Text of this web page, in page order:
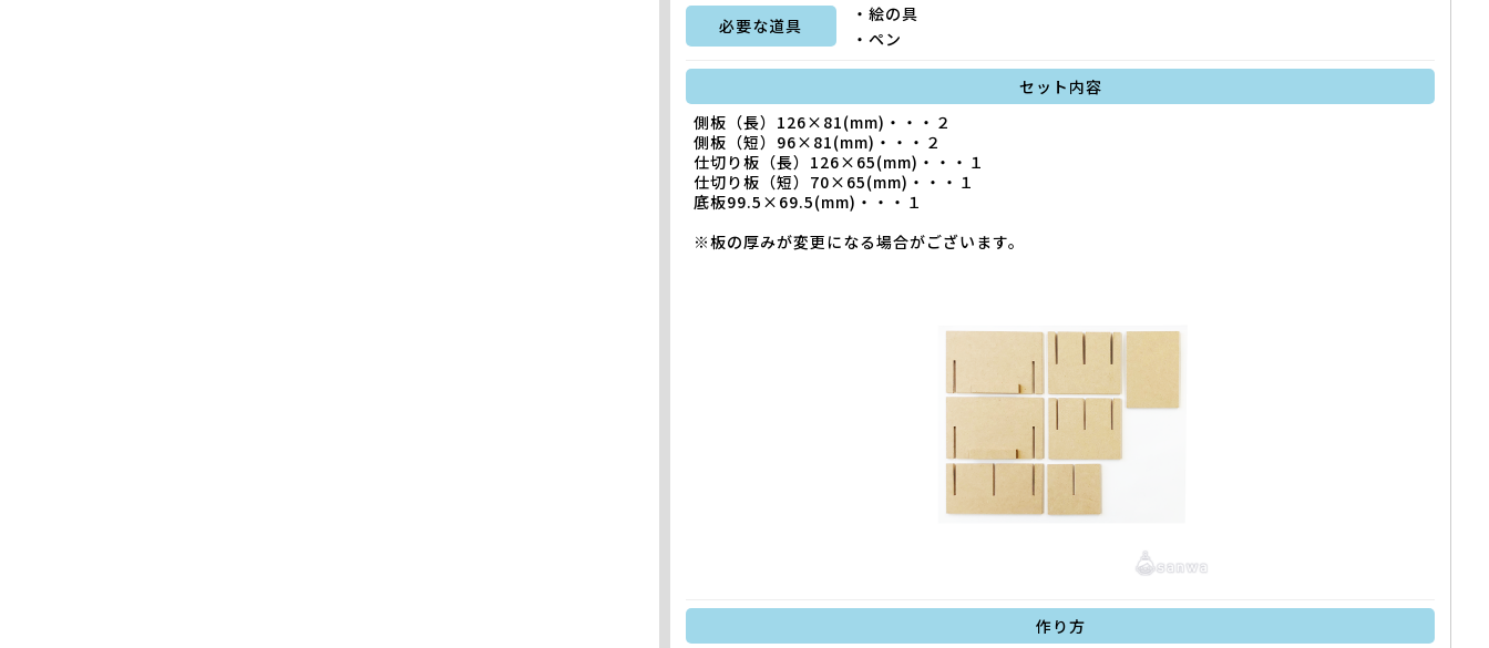
必要な道具
・絵の具
・ペン
セット内容
側板（長）126×81(mm)・・・２
側板（短）96×81(mm)・・・２
仕切り板（長）126×65(mm)・・・１
仕切り板（短）70×65(mm)・・・１
底板99.5×69.5(mm)・・・１
※板の厚みが変更になる場合がございます。
作り方